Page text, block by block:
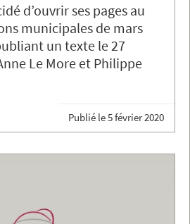
d’ouvrir ses pages au
municipales de mars
un texte le 27
Le More et Philippe
Publié le5 février 2020